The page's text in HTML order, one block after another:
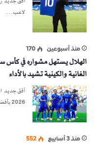
لاعب…
منذ أسبوعين 170
الهلال يستهل مشواره في كأس
الغانية والكينية تشيد بالأداء
أفق جديد
2026 بأفضل…
منذ 3 أسابيع 552